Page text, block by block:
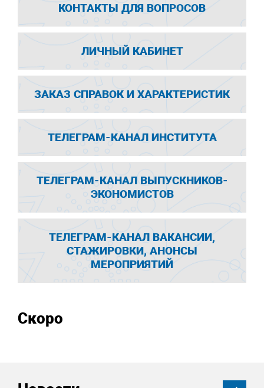
КОНТАКТЫ ДЛЯ ВОПРОСОВ
ЛИЧНЫЙ КАБИНЕТ
ЗАКАЗ СПРАВОК И ХАРАКТЕРИСТИК
ТЕЛЕГРАМ-КАНАЛ ИНСТИТУТА
ТЕЛЕГРАМ-КАНАЛ ВЫПУСКНИКОВ-
ЭКОНОМИСТОВ
ТЕЛЕГРАМ-КАНАЛ ВАКАНСИИ,
СТАЖИРОВКИ, АНОНСЫ
МЕРОПРИЯТИЙ
Скоро